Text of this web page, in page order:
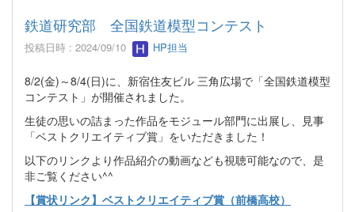
鉄道研究部 全国鉄道模型コンテスト
投稿日時 : 2024/09/10 HP担当
8/2(金)～8/4(日)に、新宿住友ビル 三角広場で「全国鉄道模型
コンテスト」が開催されました。
生徒の思いの詰まった作品をモジュール部門に出展し、見事
「ベストクリエイティブ賞」をいただきました！
以下のリンクより作品紹介の動画なども視聴可能なので、是
非ご覧ください^^
【賞状リンク】ベストクリエイティブ賞（前橋高校）